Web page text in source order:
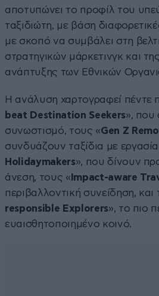
αποτυπώνει το προφίλ του
ταξιδιώτη, με βάση
με σκοπό να συμβάλει στη
στρατηγικών μάρκετινγκ και
ανάπτυξης των Εθνικών
Η ανάλυση χαρτογραφεί πέντε
beat Destination Seekers», που
συνωστισμό, τους «Gen Z
συνδυάζουν ταξίδια με
Holidaymakers», που δίνουν
άνεση, τους « Impact-aware
περιβαλλοντική συνείδηση, και
responsible Explorers», το πιο
ευαισθητοποιημένο κοινό.